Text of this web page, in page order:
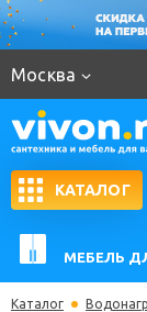
Москва
КАТАЛОГ
МЕБЕЛЬ
Каталог